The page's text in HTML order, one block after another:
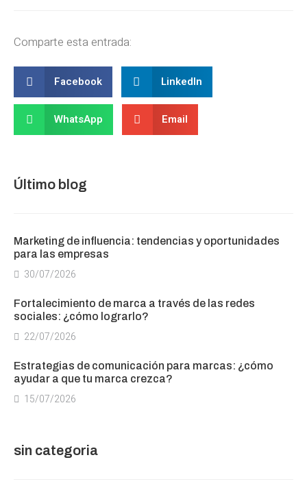
Comparte esta entrada:
Facebook LinkedIn
WhatsApp Email
Último blog
Marketing de influencia: tendencias y oportunidades
para las empresas
30/07/2026
Fortalecimiento de marca a través de las redes
sociales: ¿cómo lograrlo?
22/07/2026
Estrategias de comunicación para marcas: ¿cómo
ayudar a que tu marca crezca?
15/07/2026
sin categoria